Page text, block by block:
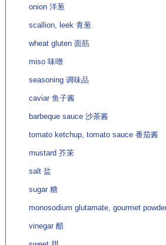
onion 洋葱
scallion, leek 青葱
wheat gluten 面筋
miso 味噌
seasoning 调味品
caviar 鱼子酱
barbeque sauce 沙茶酱
tomato ketchup, tomato sauce 番茄酱
mustard 芥茉
salt 盐
sugar 糖
monosodium glutamate, gourmet
vinegar 醋